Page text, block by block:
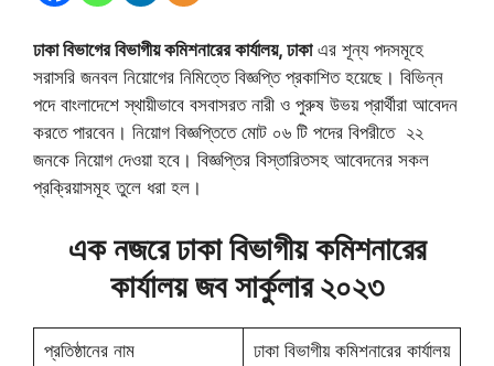
ঢাকা বিভাগের বিভাগীয় কমিশনারের কার্যালয়, ঢাকাএর শূন্য পদসমূহে
সরাসরি জনবল নিয়োগের নিমিত্তে বিজ্ঞপ্তি প্রকাশিত হয়েছে। বিভিন্ন
পদে বাংলাদেশে স্থায়ীভাবে বসবাসরত নারী ও পুরুষ উভয় প্রার্থীরা আবেদন
করতে পারবেন। নিয়োগ বিজ্ঞপ্তিতে মোট ০৬ টি পদের বিপরীতে ২২
জনকে নিয়োগ দেওয়া হবে। বিজ্ঞপ্তির বিস্তারিতসহ আবেদনের সকল
প্রক্রিয়াসমূহ তুলে ধরা হল।
এক নজরে ঢাকা বিভাগীয় কমিশনারের
কার্যালয় জব সার্কুলার ২০২৩
প্রতিষ্ঠানের নাম ঢাকা বিভাগীয় কমিশনারের কার্যালয়